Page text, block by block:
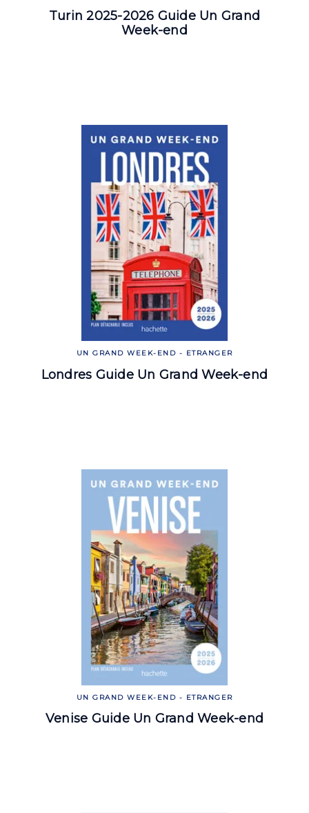
Turin 2025-2026 Guide Un Grand
Week-end
UN GRAND WEEK-END - ETRANGER
Londres Guide Un Grand Week-end
UN GRAND WEEK-END - ETRANGER
Venise Guide Un Grand Week-end